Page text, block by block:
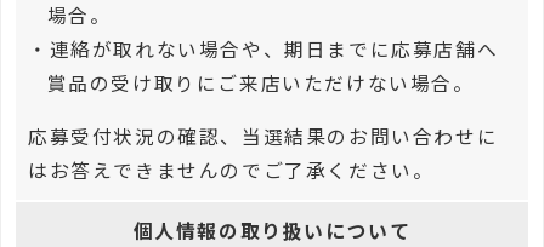
場合。
・連絡が取れない場合や、期日までに応募店舗へ
賞品の受け取りにご来店いただけない場合。
応募受付状況の確認、当選結果のお問い合わせに
はお答えできませんのでご了承ください。
個人情報の取り扱いについて